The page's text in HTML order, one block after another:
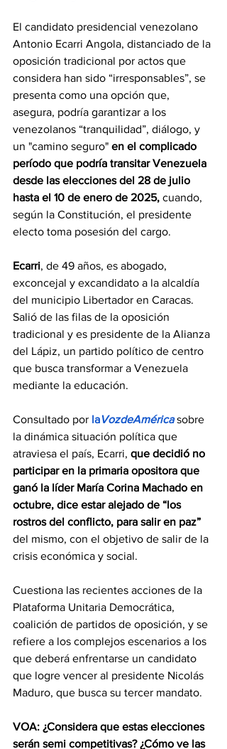
El candidato presidencial venezolano
Antonio Ecarri Angola, distanciado de la
oposición tradicional por actos que
considera han sido “irresponsables”, se
presenta como una opción que,
asegura, podría garantizar a los
venezolanos “tranquilidad”, diálogo, y
un "camino seguro" en el complicado
período que podría transitar Venezuela
desde las elecciones del 28 de julio
hasta el 10 de enero de 2025, cuando,
según la Constitución, el presidente
electo toma posesión del cargo.
Ecarri, de 49 años, es abogado,
exconcejal y excandidato a la alcaldía
del municipio Libertador en Caracas.
Salió de las filas de la oposición
tradicional y es presidente de la Alianza
del Lápiz, un partido político de centro
que busca transformar a Venezuela
mediante la educación.
Consultado por laVozdeAmérica sobre
la dinámica situación política que
atraviesa el país, Ecarri, que decidió no
participar en la primaria opositora que
ganó la líder María Corina Machado en
octubre, dice estar alejado de “los
rostros del conflicto, para salir en paz”
del mismo, con el objetivo de salir de la
crisis económica y social.
Cuestiona las recientes acciones de la
Plataforma Unitaria Democrática,
coalición de partidos de oposición, y se
refiere a los complejos escenarios a los
que deberá enfrentarse un candidato
que logre vencer al presidente Nicolás
Maduro, que busca su tercer mandato.
VOA: ¿Considera que estas elecciones
serán semi competitivas? ¿Cómo ve las